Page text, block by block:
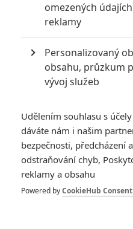
POSLEDNÍ KOMENTOVANÉ
3ČLÁNEK | 01.08.2026 16:40
Marvel nečekaně zrušil již
1 ČLÁNEK | 30.07.2026 20:14
Děti krve a kostí: Regulérní
dobrodružství s vůní Afriky
1ČLÁNEK | 30.07.2026 12:31
Spider-Man: Zbrusu nový den –
překvapivě emotivní a osobní
omezených
reklamy
Personalizovaný
obsahu, průzkum
vývoj služeb
Udělením souhlasu s
dáváte nám i našim
bezpečnosti, předcházení
odstraňování chyb,
reklamy a obsahu
Powered byCookieHub